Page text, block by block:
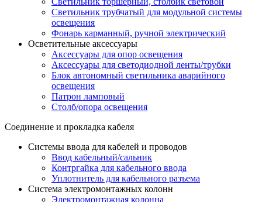
Светильник трубчатый для модульной системы
освещения
Фонарь карманный, ручной электрический
Осветительные аксессуары
Аксессуары для опор освещения
Аксессуары для светодиодной ленты/трубки
Блок автономный светильника аварийного
освещения
Патрон ламповый
Столб/опора освещения
Соединение и прокладка кабеля
Системы ввода для кабелей и проводов
Ввод кабельный/сальник
Контргайка для кабельного ввода
Уплотнитель для кабельного разъема
Система электромонтажных колонн
Электромонтажная колонна